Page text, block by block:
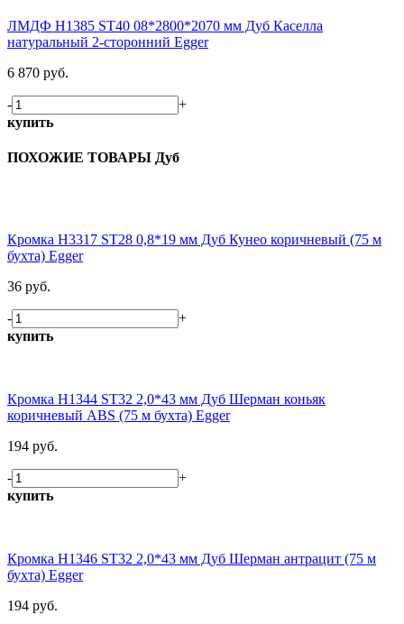
ЛМДФ H1385 ST40 08*2800*2070 мм Дуб Каселла
натуральный 2-сторонний Egger
6 870 руб.
-
+
купить
ПОХОЖИЕ ТОВАРЫ Дуб
Кромка H3317 ST28 0,8*19 мм Дуб Кунео коричневый (75 м
бухта) Egger
36 руб.
-
+
купить
Кромка H1344 ST32 2,0*43 мм Дуб Шерман коньяк
коричневый ABS (75 м бухта) Egger
194 руб.
-
+
купить
Кромка H1346 ST32 2,0*43 мм Дуб Шерман антрацит (75 м
бухта) Egger
194 руб.